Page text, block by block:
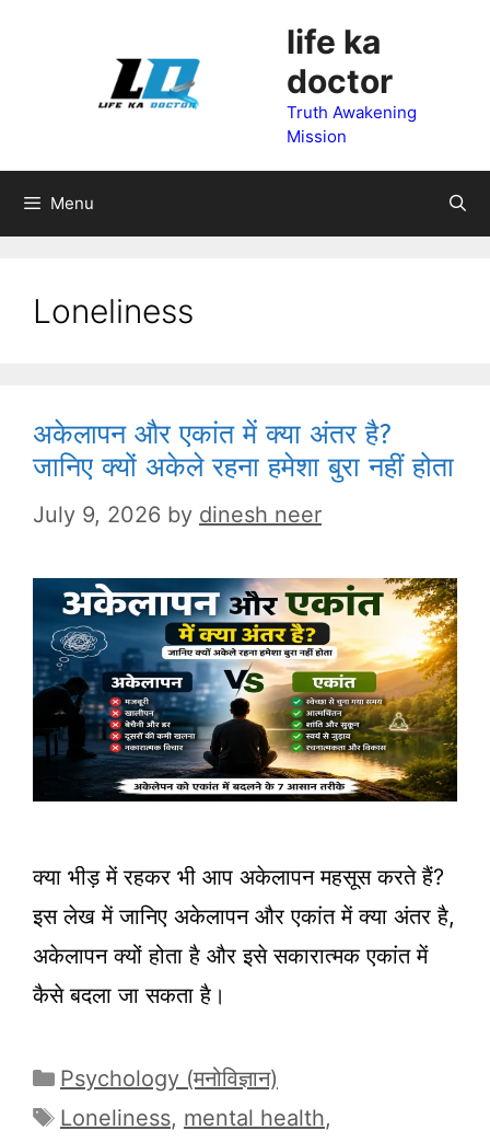
life ka
doctor
Truth Awakening
Mission
Menu
Loneliness
अकेलापन और एकांत में क्या अंतर है?
जानिए क्यों अकेले रहना हमेशा बुरा नहीं होता
July 9, 2026 by dinesh neer
क्या भीड़ में रहकर भी आप अकेलापन महसूस करते हैं?
इस लेख में जानिए अकेलापन और एकांत में क्या अंतर है,
अकेलापन क्यों होता है और इसे सकारात्मक एकांत में
कैसे बदला जा सकता है।
Categories
Psychology (मनोविज्ञान)
Tags
Loneliness, mental health,